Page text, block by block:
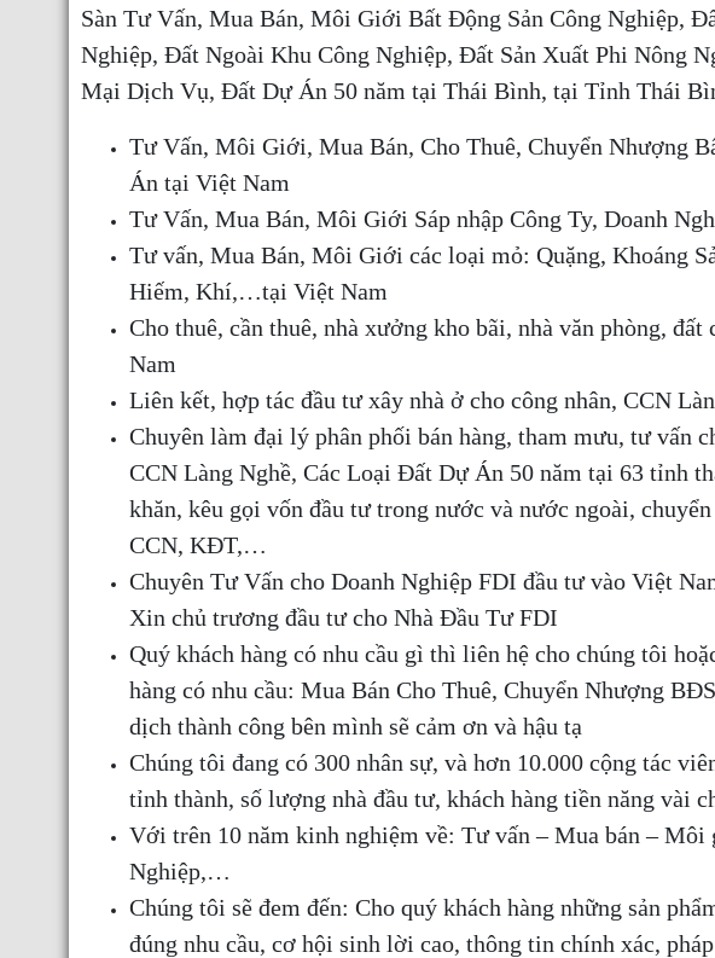
Sàn Tư Vấn, Mua Bán, Môi Giới Bất Động Sản Công Nghiệp,
Nghiệp, Đất Ngoài Khu Công Nghiệp, Đất Sản Xuất Phi Nông
Mại Dịch Vụ, Đất Dự Án 50 năm tại Thái Bình, tại Tỉnh Thái
Tư Vấn, Môi Giới, Mua Bán, Cho Thuê, Chuyển Nhượng
Án tại Việt Nam
Tư Vấn, Mua Bán, Môi Giới Sáp nhập Công Ty, Doanh
Tư vấn, Mua Bán, Môi Giới các loại mỏ: Quặng, Khoáng
Hiếm, Khí,…tại Việt Nam
Cho thuê, cần thuê, nhà xưởng kho bãi, nhà văn phòng,
Nam
Liên kết, hợp tác đầu tư xây nhà ở cho công nhân, CCN
Chuyên làm đại lý phân phối bán hàng, tham mưu, tư vấn
CCN Làng Nghề, Các Loại Đất Dự Án 50 năm tại 63 tỉnh
khăn, kêu gọi vốn đầu tư trong nước và nước ngoài,
CCN, KĐT,…
Chuyên Tư Vấn cho Doanh Nghiệp FDI đầu tư vào Việt
Xin chủ trương đầu tư cho Nhà Đầu Tư FDI
Quý khách hàng có nhu cầu gì thì liên hệ cho chúng tôi
hàng có nhu cầu: Mua Bán Cho Thuê, Chuyển Nhượng
dịch thành công bên mình sẽ cảm ơn và hậu tạ
Chúng tôi đang có 300 nhân sự, và hơn 10.000 cộng tác
tỉnh thành, số lượng nhà đầu tư, khách hàng tiền năng vài
Với trên 10 năm kinh nghiệm về: Tư vấn – Mua bán –
Nghiệp,…
Chúng tôi sẽ đem đến: Cho quý khách hàng những sản
đúng nhu cầu, cơ hội sinh lời cao, thông tin chính xác,